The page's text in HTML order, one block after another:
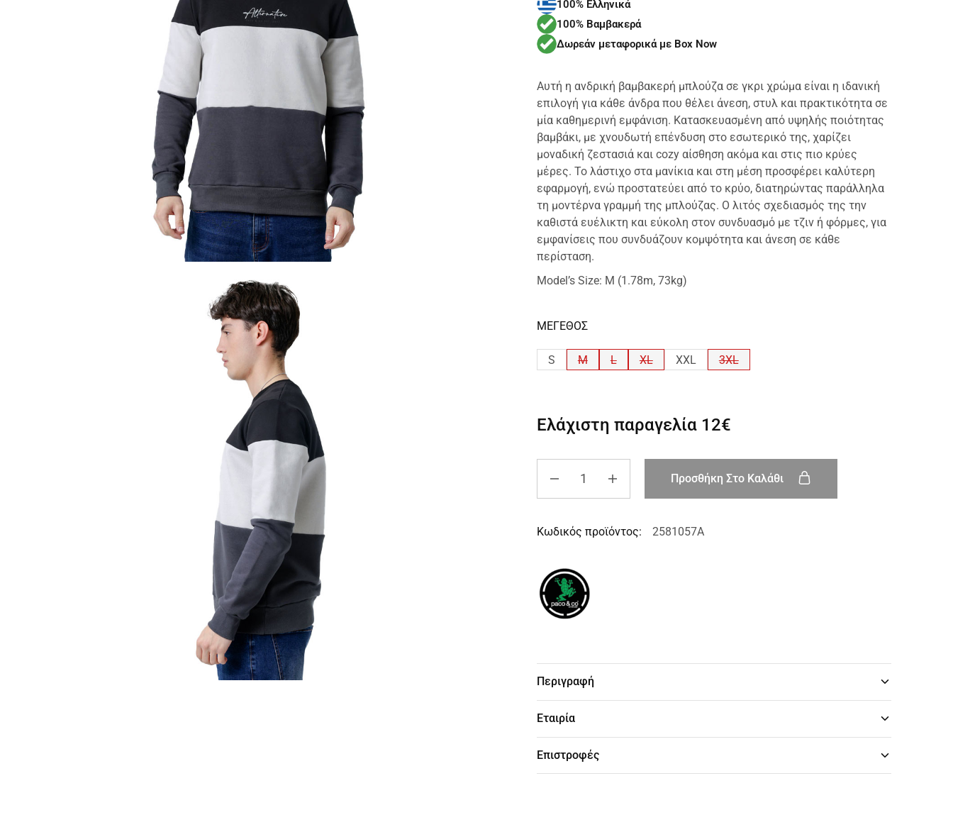
100% Ελληνικά
100% Βαμβακερά
Δωρεάν μεταφορικά με Box Now
Αυτή η ανδρική βαμβακερή μπλούζα σε γκρι χρώμα είναι η ιδανική
επιλογή για κάθε άνδρα που θέλει άνεση, στυλ και πρακτικότητα σε
μία καθημερινή εμφάνιση. Κατασκευασμένη από υψηλής ποιότητας
βαμβάκι, με χνουδωτή επένδυση στο εσωτερικό της, χαρίζει
μοναδική ζεστασιά και cozy αίσθηση ακόμα και στις πιο κρύες
μέρες. Το λάστιχο στα μανίκια και στη μέση προσφέρει καλύτερη
εφαρμογή, ενώ προστατεύει από το κρύο, διατηρώντας παράλληλα
τη μοντέρνα γραμμή της μπλούζας. Ο λιτός σχεδιασμός της την
καθιστά ευέλικτη και εύκολη στον συνδυασμό με τζιν ή φόρμες, για
εμφανίσεις που συνδυάζουν κομψότητα και άνεση σε κάθε
περίσταση.
Μodel’s Size: M (1.78m, 73kg)
ΜΕΓΕΘΟΣ
S M L XL XXL 3XL
Ελάχιστη παραγελία 12€
Προσθήκη Στο Καλάθι
Κωδικός προϊόντος: 2581057A
Περιγραφή
Εταιρία
Επιστροφές